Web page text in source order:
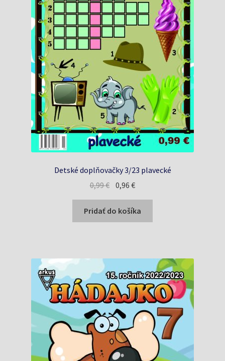
Detské doplňovačky 3/23 plavecké
0,99€ Pôvodná
cena
bola:
0,99 €.
0,96€Aktuálna
cena
je:
0,96 €.
Pridať do košíka